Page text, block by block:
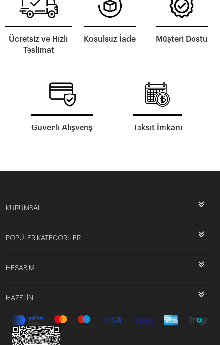
Ücretsiz ve Hızlı
Teslimat
Koşulsuz İade Müşteri Dostu
Güvenli Alışveriş Taksit İmkanı
KURUMSAL
POPÜLER KATEGORİLER
HESABIM
HAZELİN